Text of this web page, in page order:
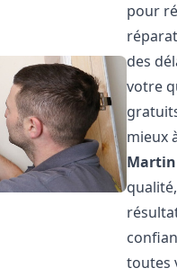
pour
des
votre
mieux
Martin
toutes